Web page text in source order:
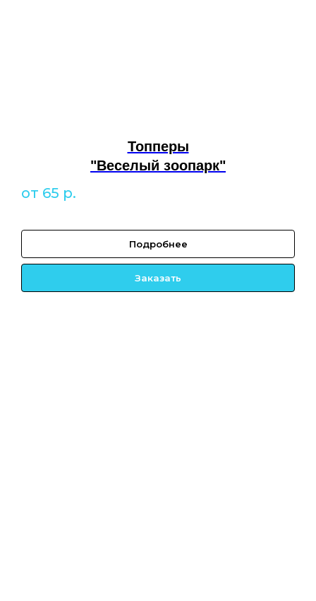
Топперы
"Веселый зоопарк"
от 65 р.
Подробнее
Заказать